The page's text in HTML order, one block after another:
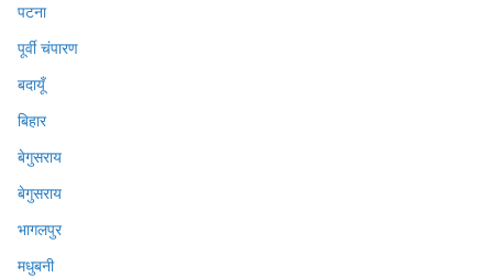
पटना
पूर्वी चंपारण
बदायूँ
बिहार
बेगुसराय
बेगुसराय
भागलपुर
मधुबनी